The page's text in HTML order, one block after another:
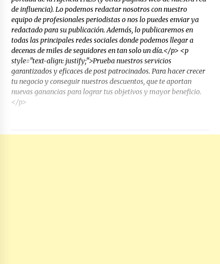
de influencia). Lo podemos redactar nosotros con nuestro
equipo de profesionales periodistas o nos lo puedes enviar ya
redactado para su publicación. Además, lo publicaremos en
todas las principales redes sociales donde podemos llegar a
decenas de miles de seguidores en tan solo un día.</p> <p
style="text-align: justify;">Prueba nuestros servicios
garantizados y eficaces de post patrocinados. Para hacer crecer
tu negocio y conseguir nuestros descuentos, que te aportan
nuevas ganancias para lograr tus objetivos y mayor beneficio.
</p>